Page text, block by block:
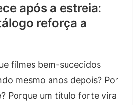
após a estreia:
reforça a
filmes bem-sucedidos
mesmo anos depois? Por
Porque um título forte vira